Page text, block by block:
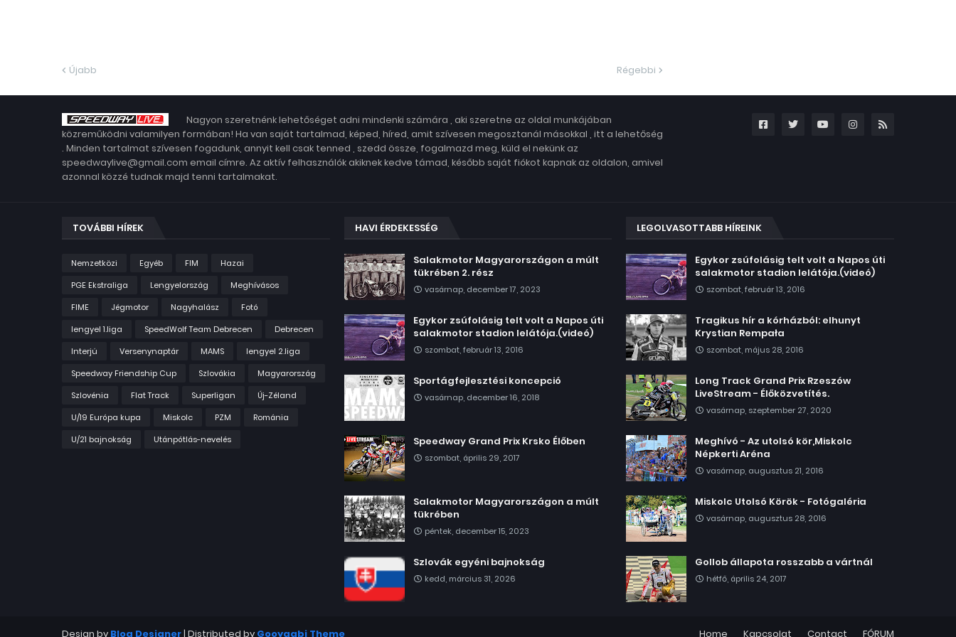
Újabb Régebbi
Nagyon szeretnénk lehetőséget adni mindenki számára , aki szeretne az oldal munkájában
közreműködni valamilyen formában! Ha van saját tartalmad, képed, híred, amit szívesen megosztanál másokkal , itt a lehetőség
. Minden tartalmat szívesen fogadunk, annyit kell csak tenned , szedd össze, fogalmazd meg, küld el nekünk az
speedwaylive@gmail.com email címre. Az aktív felhasználók akiknek kedve támad, később saját fiókot kapnak az oldalon, amivel
azonnal közzé tudnak majd tenni tartalmakat.
TOVÁBBI HÍREK
Nemzetközi Egyéb FIM
Hazai
PGE Ekstraliga
Lengyelország
Meghívásos
FIME
Jégmotor Nagyhalász
Fotó
lengyel 1.liga
SpeedWolf Team Debrecen
Debrecen
Interjú
Versenynaptár MAMS
lengyel 2.liga
Speedway Friendship Cup
Szlovákia
Magyarország
Szlovénia
Flat Track Superligan
Új-Zéland
U/19 Európa kupa
Miskolc PZM
Románia
U/21 bajnokság
Utánpótlás-nevelés
HAVI ÉRDEKESSÉG
Salakmotor Magyarországon a múlt
tükrében 2. rész
vasárnap, december 17, 2023
Egykor zsúfolásig telt volt a Napos úti
salakmotor stadion lelátója.(videó)
szombat, február 13, 2016
Sportágfejlesztési koncepció
vasárnap, december 16, 2018
Speedway Grand Prix Krsko Élőben
szombat, április 29, 2017
Salakmotor Magyarországon a múlt
tükrében
péntek, december 15, 2023
Szlovák egyéni bajnokság
kedd, március 31, 2026
LEGOLVASOTTABB HÍREINK
Egykor zsúfolásig telt volt a Napos úti
salakmotor stadion lelátója.(videó)
szombat, február 13, 2016
Tragikus hír a kórházból: elhunyt
Krystian Rempała
szombat, május 28, 2016
Long Track Grand Prix Rzeszów
LiveStream - Élőközvetítés.
vasárnap, szeptember 27, 2020
Meghívó - Az utolsó kör,Miskolc
Népkerti Aréna
vasárnap, augusztus 21, 2016
Miskolc Utolsó Körök - Fotógaléria
vasárnap, augusztus 28, 2016
Gollob állapota rosszabb a vártnál
hétfő, április 24, 2017
Design by Blog Designer| Distributed by Gooyaabi Theme Home Kapcsolat Contact FÓRUM